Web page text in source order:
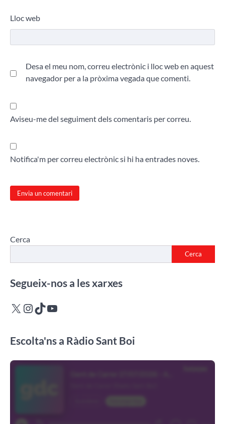
Lloc web
Desa el meu nom, correu electrònic i lloc web en aquest
navegador per a la pròxima vegada que comenti.
Aviseu-me del seguiment dels comentaris per correu.
Notifica'm per correu electrònic si hi ha entrades noves.
Cerca
Cerca
Segueix-nos a les xarxes
X Instagram
TikTokYouTube
Escolta'ns a Ràdio Sant Boi